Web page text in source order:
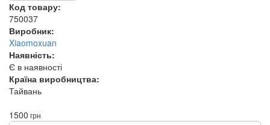
Код товару:
750037
Виробник:
Xiaomoxuan
Наявність:
Є в наявності
Країна виробництва:
Тайвань
1500 грн